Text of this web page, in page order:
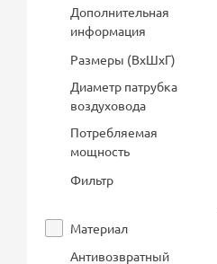
Дополнительная
информация
Размеры (ВхШхГ)
Диаметр патрубка
воздуховода
Потребляемая
мощность
Фильтр
Материал
Антивозвратный